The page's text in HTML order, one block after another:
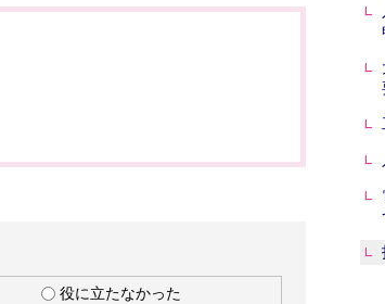
役に立たなかった